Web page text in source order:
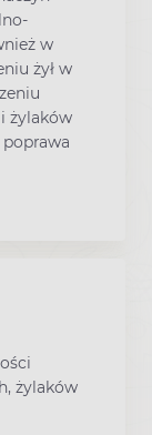
w
żył w
żylaków
żylaków